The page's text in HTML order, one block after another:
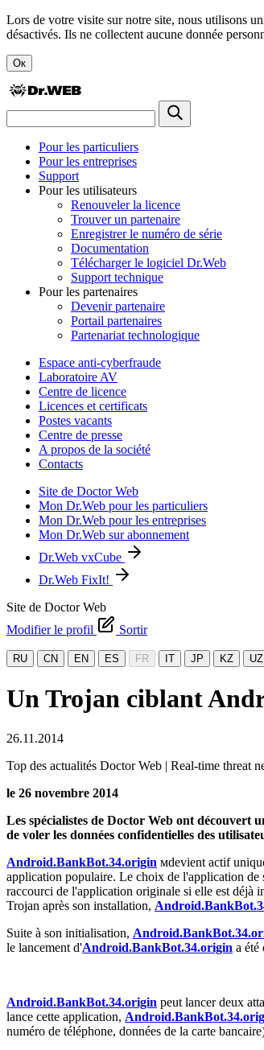
Lors de votre visite sur notre site, nous utilisons
désactivés. Ils ne collectent aucune donnée
Ок
Pour les particuliers
Pour les entreprises
Support
Pour les utilisateurs
Renouveler la licence
Trouver un partenaire
Enregistrer le numéro de série
Documentation
Télécharger le logiciel Dr.Web
Support technique
Pour les partenaires
Devenir partenaire
Portail partenaires
Partenariat technologique
Espace anti-cyberfraude
Laboratoire AV
Centre de licence
Licences et certificats
Postes vacants
Centre de presse
A propos de la société
Contacts
Site de Doctor Web
Mon Dr.Web pour les particuliers
Mon Dr.Web pour les entreprises
Mon Dr.Web sur abonnement
Dr.Web vxCube
Dr.Web FixIt!
Site de Doctor Web
Modifier le profil
Sortir
RU CN EN ES FR IT JP KZ UZ
Un Trojan ciblant
26.11.2014
Top des actualités Doctor Web | Real-time threat
le 26 novembre 2014
Les spécialistes de Doctor Web ont découvert
de voler les données confidentielles des
Android.BankBot.34.origin мdevient actif
application populaire. Le choix de l'application de
raccourci de l'application originale si elle est déjà
Trojan après son installation,
Suite à son initialisation,
le lancement d'Android.BankBot.34.origin a été
Android.BankBot.34.origin peut lancer deux
lance cette application,
numéro de téléphone, données de la carte